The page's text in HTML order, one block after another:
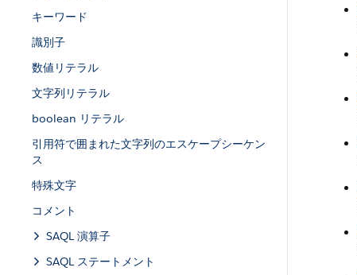
キーワード
識別子
数値リテラル
文字列リテラル
boolean リテラル
引用符で囲まれた文字列のエスケープシーケン
ス
特殊文字
コメント
SAQL 演算子
SAQL ステートメント